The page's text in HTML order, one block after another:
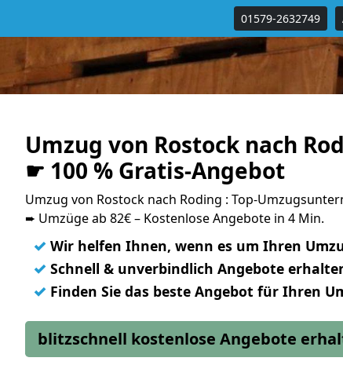
01579-2632749
Umzug von Rostock nach
☛ 100 % Gratis-Angebot
Umzug von Rostock nach Roding : Top-
➨ Umzüge ab 82€ – Kostenlose Angebote in 4 Min.
✓ Wir helfen Ihnen, wenn es um Ihren
✓ Schnell & unverbindlich Angebote
✓ Finden Sie das beste Angebot für Ihren
blitzschnell kostenlose Angebote